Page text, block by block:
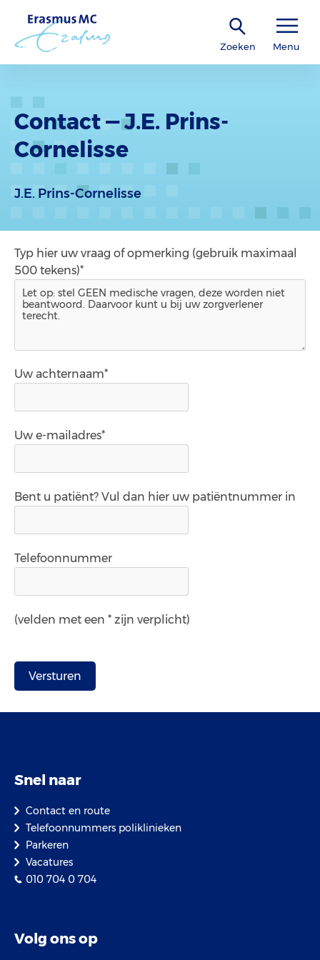
Zoeken Menu
Contact — J.E. Prins-
Cornelisse
J.E. Prins-Cornelisse
Typ hier uw vraag of opmerking (gebruik maximaal
500 tekens)*
Uw achternaam*
Uw e-mailadres*
Bent u patiënt? Vul dan hier uw patiëntnummer in
Telefoonnummer
(velden met een * zijn verplicht)
Snel naar
Contact en route
Telefoonnummers poliklinieken
Parkeren
Vacatures
010 704 0 704
Volg ons op